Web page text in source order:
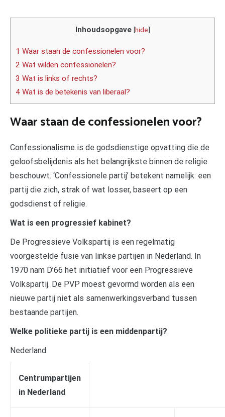
Inhoudsopgave [hide]
1 Waar staan de confessionelen voor?
2 Wat wilden confessionelen?
3 Wat is links of rechts?
4 Wat is de betekenis van liberaal?
Waar staan de confessionelen voor?
Confessionalisme is de godsdienstige opvatting die de
geloofsbelijdenis als het belangrijkste binnen de religie
beschouwt. ‘Confessionele partij’ betekent namelijk: een
partij die zich, strak of wat losser, baseert op een
godsdienst of religie.
Wat is een progressief kabinet?
De Progressieve Volkspartij is een regelmatig
voorgestelde fusie van linkse partijen in Nederland. In
1970 nam D’66 het initiatief voor een Progressieve
Volkspartij. De PVP moest gevormd worden als een
nieuwe partij niet als samenwerkingsverband tussen
bestaande partijen.
Welke politieke partij is een middenpartij?
Nederland
Centrumpartijen
in Nederland